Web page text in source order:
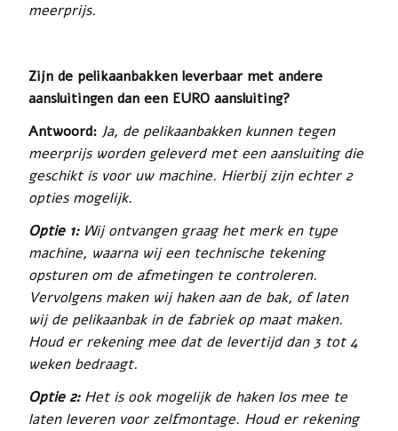
meerprijs.
Zijn de pelikaanbakken leverbaar met andere
aansluitingen dan een EURO aansluiting?
Antwoord: Ja, de pelikaanbakken kunnen tegen
meerprijs worden geleverd met een aansluiting die
geschikt is voor uw machine. Hierbij zijn echter 2
opties mogelijk.
Optie 1:Wij ontvangen graag het merk en type
machine, waarna wij een technische tekening
opsturen om de afmetingen te controleren.
Vervolgens maken wij haken aan de bak, of laten
wij de pelikaanbak in de fabriek op maat maken.
Houd er rekening mee dat de levertijd dan 3 tot 4
weken bedraagt.
Optie 2: Het is ook mogelijk de haken los mee te
laten leveren voor zelfmontage. Houd er rekening